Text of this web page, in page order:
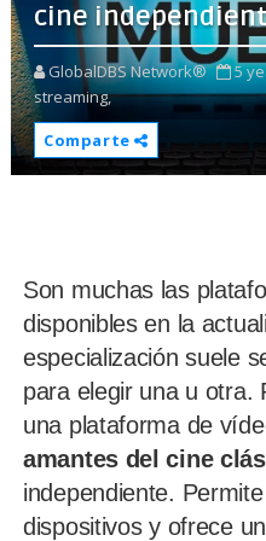
cine
GlobalDBS Network® 5
streaming,
Comparte
Son muchas las
disponibles en la
especialización suele
para elegir una u otra.
una plataforma de
amantes del cine
independiente.
dispositivos y ofrece